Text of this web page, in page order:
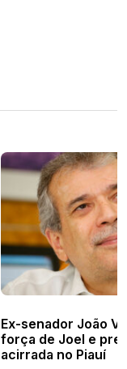
Ex-senador João
força de Joel e
acirrada no Piauí